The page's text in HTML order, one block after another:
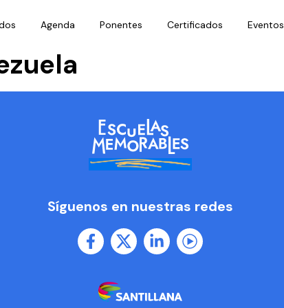
Agenda Ponentes Certificados Eventos
Síguenos en nuestras redes